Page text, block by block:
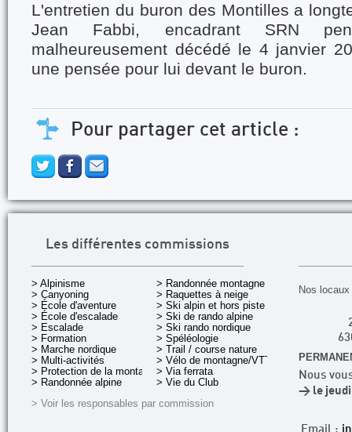
L'entretien du buron des Montilles a
Jean Fabbi, encadrant SRN
malheureusement décédé le 4 janvier
une pensée pour lui devant le buron.
Pour partager cet article :
Les différentes commissions
> Alpinisme
> Canyoning
> École d'aventure
> École d'escalade
> Escalade
> Formation
> Marche nordique
> Multi-activités
> Protection de la montagne
> Randonnée alpine
> Randonnée montagne
> Raquettes à neige
> Ski alpin et hors piste
> Ski de rando alpine
> Ski rando nordique
> Spéléologie
> Trail / course nature
> Vélo de montagne/VTT
> Via ferrata
> Vie du Club
> Voir les responsables par commission
Nos
Nous
> le jeudi